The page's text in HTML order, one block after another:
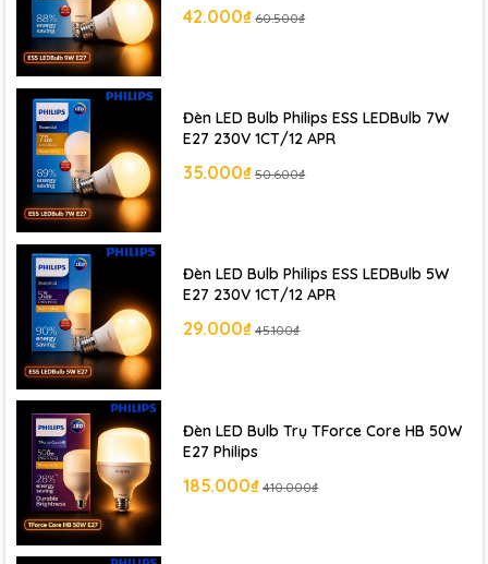
42.000₫ 60.500₫
Đèn LED Bulb Philips ESS LEDBulb 7W
E27 230V 1CT/12 APR
35.000₫ 50.600₫
Đèn LED Bulb Philips ESS LEDBulb 5W
E27 230V 1CT/12 APR
29.000₫ 45.100₫
Đèn LED Bulb Trụ TForce Core HB 50W
E27 Philips
185.000₫ 410.000₫